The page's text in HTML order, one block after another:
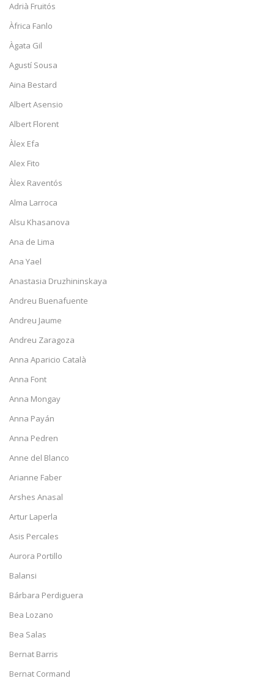
Adrià Fruitós
Àfrica Fanlo
Àgata Gil
Agustí Sousa
Aina Bestard
Albert Asensio
Albert Florent
Àlex Efa
Alex Fito
Àlex Raventós
Alma Larroca
Alsu Khasanova
Ana de Lima
Ana Yael
Anastasia Druzhininskaya
Andreu Buenafuente
Andreu Jaume
Andreu Zaragoza
Anna Aparicio Català
Anna Font
Anna Mongay
Anna Payán
Anna Pedren
Anne del Blanco
Arianne Faber
Arshes Anasal
Artur Laperla
Asis Percales
Aurora Portillo
Balansi
Bárbara Perdiguera
Bea Lozano
Bea Salas
Bernat Barris
Bernat Cormand